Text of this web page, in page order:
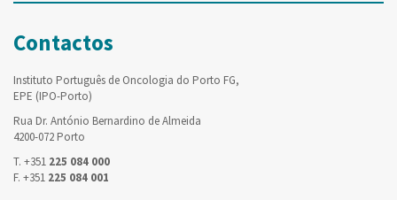
Contactos
Instituto Português de Oncologia do Porto FG,
EPE (IPO-Porto)
Rua Dr. António Bernardino de Almeida
4200-072 Porto
T. +351 225 084 000
F. +351 225 084 001